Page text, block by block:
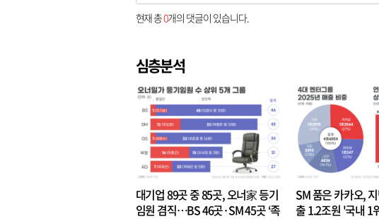
현재 총0개의 댓글이 있습니다.
심층분석
대기업 89곳 중 85곳, 오너家 등기
임원 겸직…BS 46곳·SM 45곳 ‘족
SM 품은 카카오,
출 1.2조원 '국내